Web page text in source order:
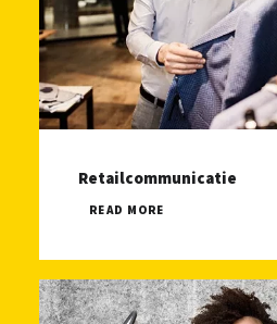
Retailcommunicatie
READ MORE